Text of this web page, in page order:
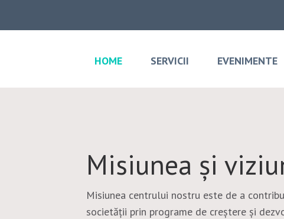
HOME SERVICII EVENIMENTE
Misiunea și
Misiunea centrului nostru este de a
societății prin programe de creștere și